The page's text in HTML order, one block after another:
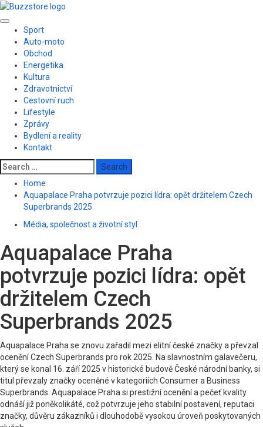
Skip
content
Primary
Menu
Sport
Auto-moto
Obchod
Energetika
Kultura
Zdravotnictví
Cestovní ruch
Lifestyle
Zprávy
Bydlení a reality
Kontakt
Search
for:
Home
Aquapalace Praha potvrzuje pozici lídra: opět držitelem Czech
Superbrands 2025
Média, společnost a životní styl
Aquapalace Praha
potvrzuje pozici lídra: opět
držitelem Czech
Superbrands 2025
Aquapalace Praha se znovu zařadil mezi elitní české značky a převzal
ocenění Czech Superbrands pro rok 2025. Na slavnostním galavečeru,
který se konal 16. září 2025 v historické budově České národní banky, si
titul převzaly značky oceněné v kategoriích Consumer a Business
Superbrands. Aquapalace Praha si prestižní ocenění a pečeť kvality
odnáší již poněkolikáté, což potvrzuje jeho stabilní postavení, reputaci
značky, důvěru zákazníků i dlouhodobě vysokou úroveň poskytovaných